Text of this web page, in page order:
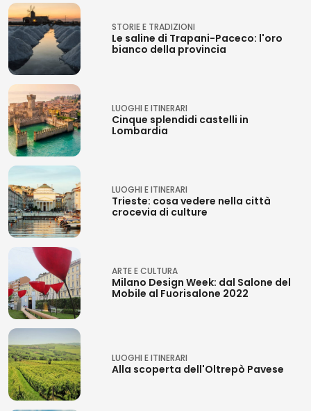
STORIE E TRADIZIONI
Le saline di Trapani-Paceco: l'oro
bianco della provincia
LUOGHI E ITINERARI
Cinque splendidi castelli in
Lombardia
LUOGHI E ITINERARI
Trieste: cosa vedere nella città
crocevia di culture
ARTE E CULTURA
Milano Design Week: dal Salone del
Mobile al Fuorisalone 2022
LUOGHI E ITINERARI
Alla scoperta dell'Oltrepò Pavese